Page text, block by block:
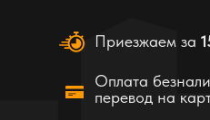
Приезжаем за
Оплата
перевод на